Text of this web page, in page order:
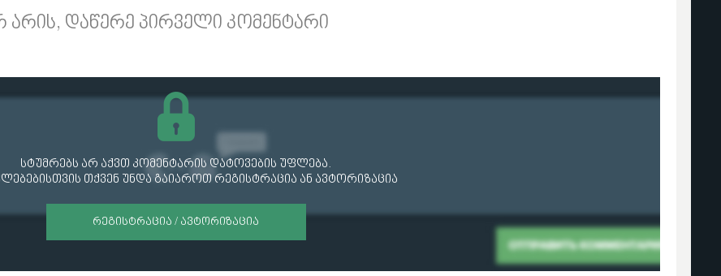
დაწერე პირველი კომენტარი
სტუმრებს არ აქვთ კომენტარის დატოვების უფლება.
თქვენ უნდა გაიაროთ რეგისტრაცია ან ავტორიზაცია
ᲠᲔᲒᲘᲡᲢᲠᲐᲪᲘᲐ / ᲐᲕᲢᲝᲠᲘᲖᲐᲪᲘᲐ